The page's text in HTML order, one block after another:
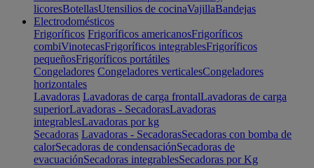
licoresBotellasUtensilios de cocinaVajillaBandejas
Electrodomésticos
Frigoríficos Frigoríficos americanosFrigoríficos
combiVinotecasFrigoríficos integrablesFrigoríficos
pequeñosFrigoríficos portátiles
Congeladores Congeladores verticalesCongeladores
horizontales
Lavadoras Lavadoras de carga frontalLavadoras de carga
superiorLavadoras - SecadorasLavadoras
integrablesLavadoras por kg
Secadoras Lavadoras - SecadorasSecadoras con bomba de
calorSecadoras de condensaciónSecadoras de
evacuaciónSecadoras integrablesSecadoras por Kg